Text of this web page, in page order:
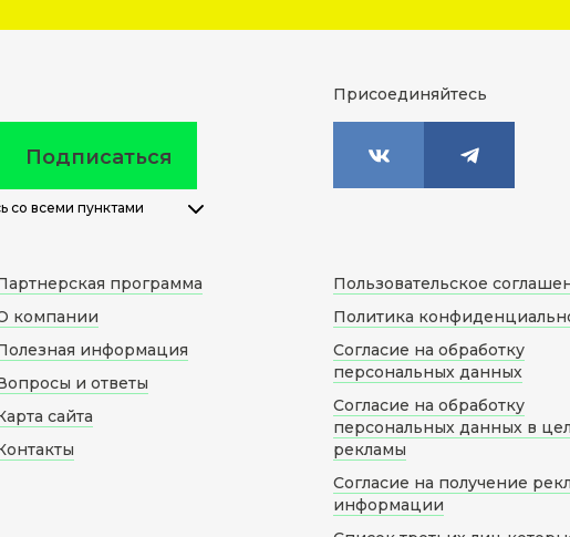
Подписаться
со всеми пунктами
Присоединяйтесь
программа
компании
информация
и ответы
сайта
Пользовательское
Политика
Согласие на обработку
персональных данных
Согласие на обработку
персональных данных в
рекламы
Согласие на получение
информации